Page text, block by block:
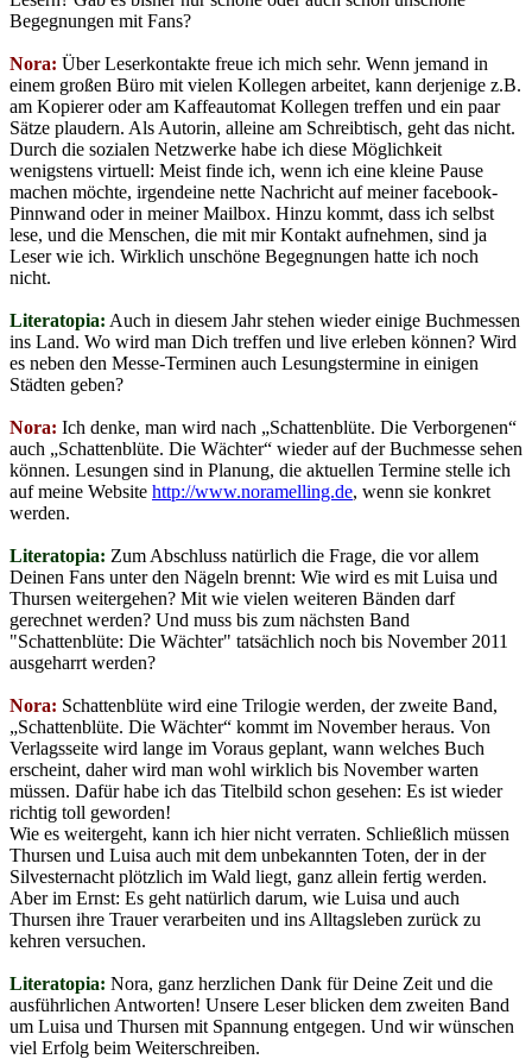
Begegnungen mit Fans?
Nora: Über Leserkontakte freue ich mich sehr. Wenn jemand in
einem großen Büro mit vielen Kollegen arbeitet, kann derjenige z.B.
am Kopierer oder am Kaffeautomat Kollegen treffen und ein paar
Sätze plaudern. Als Autorin, alleine am Schreibtisch, geht das nicht.
Durch die sozialen Netzwerke habe ich diese Möglichkeit
wenigstens virtuell: Meist finde ich, wenn ich eine kleine Pause
machen möchte, irgendeine nette Nachricht auf meiner facebook-
Pinnwand oder in meiner Mailbox. Hinzu kommt, dass ich selbst
lese, und die Menschen, die mit mir Kontakt aufnehmen, sind ja
Leser wie ich. Wirklich unschöne Begegnungen hatte ich noch
nicht.
Literatopia: Auch in diesem Jahr stehen wieder einige Buchmessen
ins Land. Wo wird man Dich treffen und live erleben können? Wird
es neben den Messe-Terminen auch Lesungstermine in einigen
Städten geben?
Nora: Ich denke, man wird nach „Schattenblüte. Die Verborgenen“
auch „Schattenblüte. Die Wächter“ wieder auf der Buchmesse sehen
können. Lesungen sind in Planung, die aktuellen Termine stelle ich
auf meine Website http://www.noramelling.de, wenn sie konkret
werden.
Literatopia: Zum Abschluss natürlich die Frage, die vor allem
Deinen Fans unter den Nägeln brennt: Wie wird es mit Luisa und
Thursen weitergehen? Mit wie vielen weiteren Bänden darf
gerechnet werden? Und muss bis zum nächsten Band
"Schattenblüte: Die Wächter" tatsächlich noch bis November 2011
ausgeharrt werden?
Nora: Schattenblüte wird eine Trilogie werden, der zweite Band,
„Schattenblüte. Die Wächter“ kommt im November heraus. Von
Verlagsseite wird lange im Voraus geplant, wann welches Buch
erscheint, daher wird man wohl wirklich bis November warten
müssen. Dafür habe ich das Titelbild schon gesehen: Es ist wieder
richtig toll geworden!
Wie es weitergeht, kann ich hier nicht verraten. Schließlich müssen
Thursen und Luisa auch mit dem unbekannten Toten, der in der
Silvesternacht plötzlich im Wald liegt, ganz allein fertig werden.
Aber im Ernst: Es geht natürlich darum, wie Luisa und auch
Thursen ihre Trauer verarbeiten und ins Alltagsleben zurück zu
kehren versuchen.
Literatopia: Nora, ganz herzlichen Dank für Deine Zeit und die
ausführlichen Antworten! Unsere Leser blicken dem zweiten Band
um Luisa und Thursen mit Spannung entgegen. Und wir wünschen
viel Erfolg beim Weiterschreiben.